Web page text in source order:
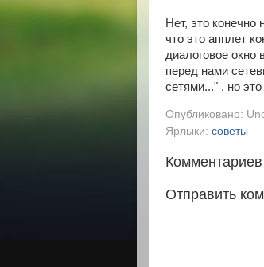
Нет, это
что это апплет
диалоговое
перед нами
сетями..." , но
Опубликовано:
Ярлыки: советы
Комментариев
Отправить